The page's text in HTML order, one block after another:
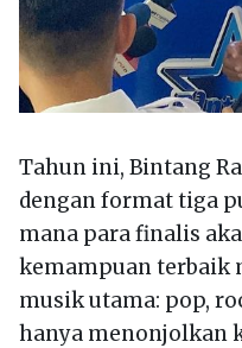
Tahun ini, Bintang
dengan format tiga
mana para finalis
kemampuan terbaik
musik utama: pop,
hanya menonjolkan